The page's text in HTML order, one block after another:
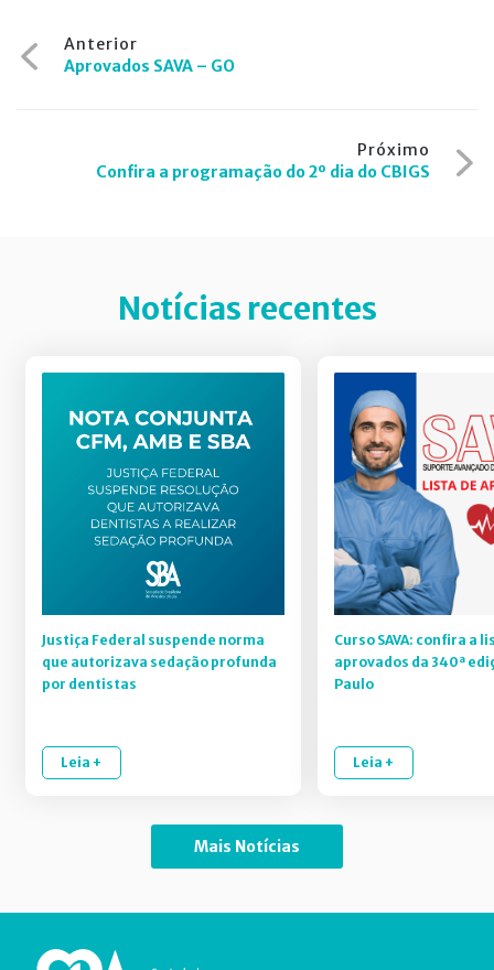
Navegação
de
Anterior
Aprovados SAVA – GO
Próximo
Confira a programação do 2º dia do CBIGS
Notícias recentes
Justiça Federal suspende norma
que autorizava sedação profunda
por dentistas
Leia +
Curso SAVA: confira a
aprovados da 340ª
Paulo
Leia +
Mais Notícias